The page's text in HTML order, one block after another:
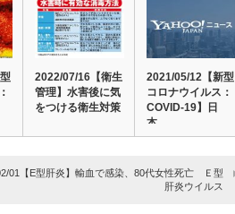
2022/07/16【衛生
管理】水害後に気
をつける衛生対策
2021/05/12【新型
コロナウイルス：
COVID-19】日
本…
01【E型肝炎】輸血で感染、80代女性死亡 Ｅ型
肝炎ウイルス